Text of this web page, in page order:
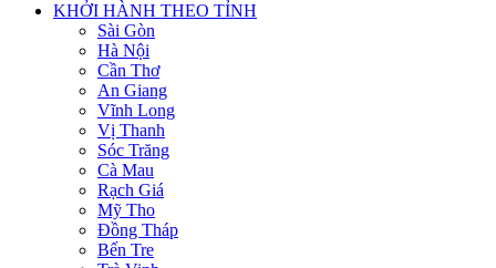
KHỞI HÀNH THEO TỈNH
Sài Gòn
Hà Nội
Cần Thơ
An Giang
Vĩnh Long
Vị Thanh
Sóc Trăng
Cà Mau
Rạch Giá
Mỹ Tho
Đồng Tháp
Bến Tre